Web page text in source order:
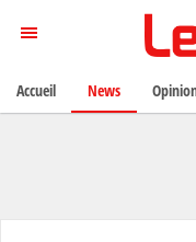
Accueil News